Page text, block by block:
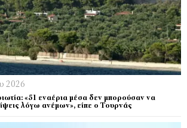
2026
«51 εναέρια μέσα δεν μπορούσαν να
λόγω ανέμων», είπε ο Τουρνάς